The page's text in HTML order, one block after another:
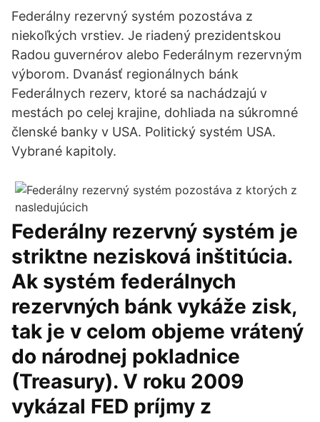
Federálny rezervný systém pozostáva z
niekoľkých vrstiev. Je riadený prezidentskou
Radou guvernérov alebo Federálnym rezervným
výborom. Dvanásť regionálnych bánk
Federálnych rezerv, ktoré sa nachádzajú v
mestách po celej krajine, dohliada na súkromné
členské banky v USA. Politický systém USA.
Vybrané kapitoly.
Federálny rezervný systém je
striktne nezisková inštitúcia.
Ak systém federálnych
rezervných bánk vykáže zisk,
tak je v celom objeme vrátený
do národnej pokladnice
(Treasury). V roku 2009
vykázal FED príjmy z